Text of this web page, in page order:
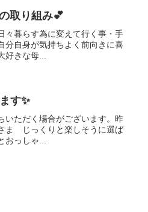
取り組み💕
暮らす為に変えて行く事・手
自身が気持ちよく前向きに喜
好きな母...
す✨
ただく場合がございます。昨
ま じっくりと楽しそうに選ば
っしゃ...